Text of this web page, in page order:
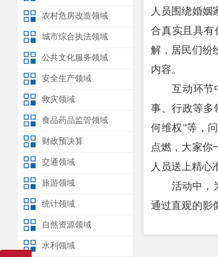
农村危房改造领域
城市综合执法领域
公共文化服务领域
安全生产领域
救灾领域
食品药品监管领域
财政预决算
交通领域
旅游领域
统计领域
自然资源领域
水利领域
人员围绕婚姻
合真实且具有
解，居民们纷
内容。
互动环节
事、行政等多
何维权”等，
点燃，大家你
人员送上精心
活动中，
通过直观的影